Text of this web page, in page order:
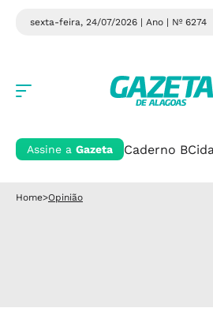
sexta-feira, 24/07/2026 | Ano | Nº 6274
Assine a Gazeta Caderno B
Home>Opinião